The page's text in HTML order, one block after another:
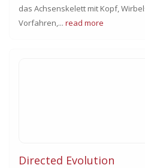
das Achsenskelett mit Kopf,
Vorfahren,... read more
Directed Evolution